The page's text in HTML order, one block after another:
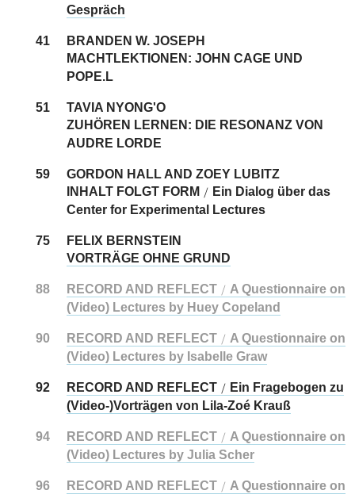
Gespräch
41
BRANDEN W. JOSEPH
MACHTLEKTIONEN: JOHN CAGE UND
POPE.L
51
TAVIA NYONG'O
ZUHÖREN LERNEN: DIE RESONANZ VON
AUDRE LORDE
59
GORDON HALL AND ZOEY LUBITZ
INHALT FOLGT FORM / Ein Dialog über das
Center for Experimental Lectures
75
FELIX BERNSTEIN
VORTRÄGE OHNE GRUND
88 RECORD AND REFLECT / A Questionnaire on
(Video) Lectures by Huey Copeland
90 RECORD AND REFLECT / A Questionnaire on
(Video) Lectures by Isabelle Graw
92 RECORD AND REFLECT / Ein Fragebogen zu
(Video-)Vorträgen von Lila-Zoé Krauß
94 RECORD AND REFLECT / A Questionnaire on
(Video) Lectures by Julia Scher
96 RECORD AND REFLECT / A Questionnaire on